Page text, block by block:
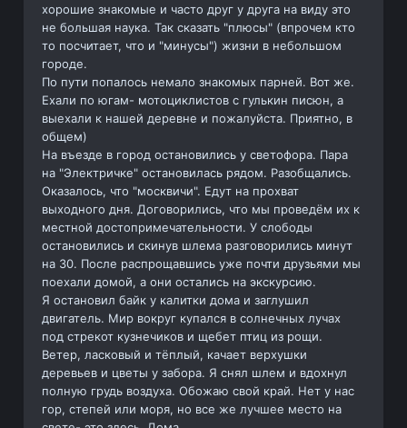
хорошие знакомые и часто друг у друга на виду это
не большая наука. Так сказать "плюсы" (впрочем кто
то посчитает, что и "минусы") жизни в небольшом
городе.
По пути попалось немало знакомых парней. Вот же.
Ехали по югам- мотоциклистов с гулькин писюн, а
выехали к нашей деревне и пожалуйста. Приятно, в
общем)
На въезде в город остановились у светофора. Пара
на "Электричке" остановилась рядом. Разобщались.
Оказалось, что "москвичи". Едут на прохват
выходного дня. Договорились, что мы проведём их к
местной достопримечательности. У слободы
остановились и скинув шлема разговорились минут
на 30. После распрощавшись уже почти друзьями мы
поехали домой, а они остались на экскурсию.
Я остановил байк у калитки дома и заглушил
двигатель. Мир вокруг купался в солнечных лучах
под стрекот кузнечиков и щебет птиц из рощи.
Ветер, ласковый и тёплый, качает верхушки
деревьев и цветы у забора. Я снял шлем и вдохнул
полную грудь воздуха. Обожаю свой край. Нет у нас
гор, степей или моря, но все же лучшее место на